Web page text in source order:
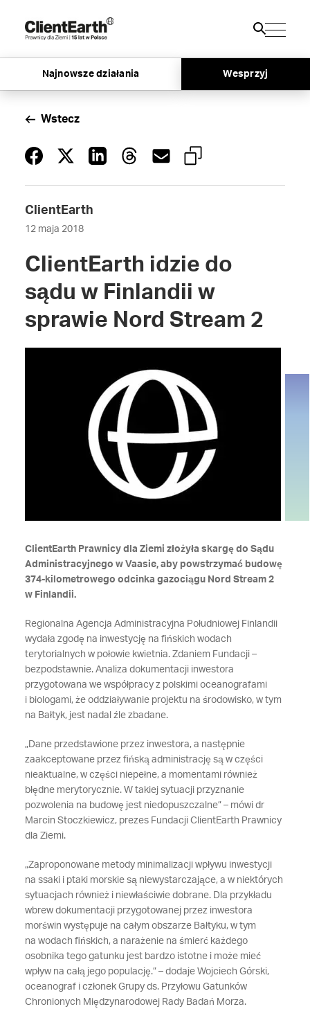
Najnowsze działania Wesprzyj
ClientEarth
12 maja 2018
Wstecz
ClientEarth idzie do
sądu w Finlandii w
sprawie Nord Stream 2
ClientEarth Prawnicy dla Ziemi złożyła skargę do Sądu
Administracyjnego w Vaasie, aby powstrzymać budowę
374-kilometrowego odcinka gazociągu Nord Stream 2
w Finlandii.
Regionalna Agencja Administracyjna Południowej Finlandii
wydała zgodę na inwestycję na fińskich wodach
terytorialnych w połowie kwietnia. Zdaniem Fundacji –
bezpodstawnie. Analiza dokumentacji inwestora
przygotowana we współpracy z polskimi oceanografami
i biologami, że oddziaływanie projektu na środowisko, w tym
na Bałtyk, jest nadal źle zbadane.
„Dane przedstawione przez inwestora, a następnie
zaakceptowane przez fińską administrację są w części
nieaktualne, w części niepełne, a momentami również
błędne merytorycznie. W takiej sytuacji przyznanie
pozwolenia na budowę jest niedopuszczalne” – mówi dr
Marcin Stoczkiewicz, prezes Fundacji ClientEarth Prawnicy
dla Ziemi.
„Zaproponowane metody minimalizacji wpływu inwestycji
na ssaki i ptaki morskie są niewystarczające, a w niektórych
sytuacjach również i niewłaściwie dobrane. Dla przykładu
wbrew dokumentacji przygotowanej przez inwestora
morświn występuje na całym obszarze Bałtyku, w tym
na wodach fińskich, a narażenie na śmierć każdego
osobnika tego gatunku jest bardzo istotne i może mieć
wpływ na całą jego populację.” – dodaje Wojciech Górski,
oceanograf i członek Grupy ds. Przyłowu Gatunków
Chronionych Międzynarodowej Rady Badań Morza.